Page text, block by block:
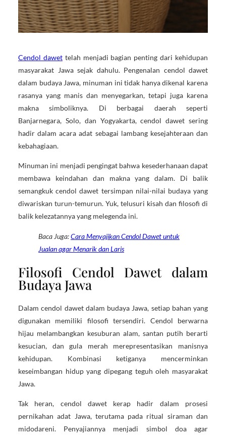
Cendol dawettelah menjadi bagian penting dari kehidupan
masyarakat Jawa sejak dahulu. Pengenalan cendol dawet
dalam budaya Jawa, minuman ini tidak hanya dikenal karena
rasanya yang manis dan menyegarkan, tetapi juga karena
makna simboliknya. Di berbagai daerah seperti
Banjarnegara, Solo, dan Yogyakarta, cendol dawet sering
hadir dalam acara adat sebagai lambang kesejahteraan dan
kebahagiaan.
Minuman ini menjadi pengingat bahwa kesederhanaan dapat
membawa keindahan dan makna yang dalam. Di balik
semangkuk cendol dawet tersimpan nilai-nilai budaya yang
diwariskan turun-temurun. Yuk, telusuri kisah dan filosofi di
balik kelezatannya yang melegenda ini.
Baca Juga:Cara Menyajikan Cendol Dawet untuk
Jualan agar Menarik dan Laris
Filosofi Cendol Dawet dalam
Budaya Jawa
Dalam cendol dawet dalam budaya Jawa, setiap bahan yang
digunakan memiliki filosofi tersendiri. Cendol berwarna
hijau melambangkan kesuburan alam, santan putih berarti
kesucian, dan gula merah merepresentasikan manisnya
kehidupan. Kombinasi ketiganya mencerminkan
keseimbangan hidup yang dipegang teguh oleh masyarakat
Jawa.
Tak heran, cendol dawet kerap hadir dalam prosesi
pernikahan adat Jawa, terutama pada ritual siraman dan
midodareni. Penyajiannya menjadi simbol doa agar